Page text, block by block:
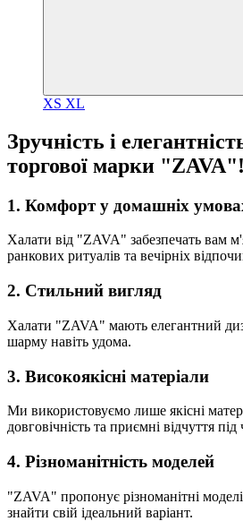
XS XL
Зручність і
торгової марки "ZAVA"!
1. Комфорт у домашніх
Халати від "ZAVA" забезпечать вам
ранкових ритуалів та вечірніх
2. Стильний вигляд
Халати "ZAVA" мають елегантний
шарму навіть удома.
3. Високоякісні матеріали
Ми використовуємо лише якісні
довговічність та приємні відчуття під
4. Різноманітність моделей
"ZAVA" пропонує різноманітні
знайти свій ідеальний варіант.